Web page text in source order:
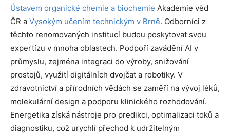
Ústavem organické chemie a biochemie Akademie věd
ČR a Vysokým učením technickým v Brně. Odborníci z
těchto renomovaných institucí budou poskytovat svou
expertízu v mnoha oblastech. Podpoří zavádění AI v
průmyslu, zejména integraci do výroby, snižování
prostojů, využití digitálních dvojčat a robotiky. V
zdravotnictví a přírodních vědách se zaměří na vývoj léků,
molekulární design a podporu klinického rozhodování.
Energetika získá nástroje pro predikci, optimalizaci toků a
diagnostiku, což urychlí přechod k udržitelným